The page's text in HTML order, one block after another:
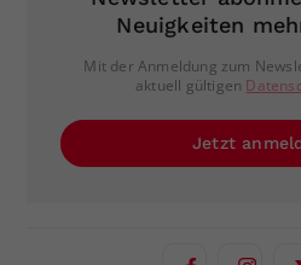
Neuigkeiten
Mit der Anmeldung zum
aktuell gültigen
Jetzt